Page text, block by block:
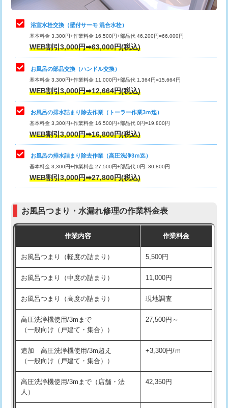
止水・漏水調査・防水処理・清掃・修
理・調整・分解・加工など（中作業）
22,000円
止水・漏水調査・防水処理・清掃・修
理・調整・分解・加工など（重作業）
33,000円
トイレタンク脱着
トイレ便器脱着
タンクレストイレ脱着 33,000円
小便器トイレ脱着
その他部品の脱着 8,800円～
交換・取付（タンク）
交換・取付（普通便座） 11,000円+材料費
交換・取付（温水洗浄便座） 16,500円+材料費
交換・取付(単水栓（壁付・デッキ
式）)
13,200円+材料費
交換・取付(混合水栓（壁付・デッキ
式・ワンホール）)
16,500円+材料費
交換・取付(排水栓・排水トラップ
（P/S/ポップアップ））
22,000円+材料費
交換・取付（その他部品） 11,000円+材料費
持込商品取付（単水栓） 13,200円
持込商品取付（混合水栓）
浴室水栓交換（壁付サーモ 混合水栓）
基本料金 3,300円+作業料金 16,500円+部品代 46,200円=66,000円
WEB割引3,000円➡63,000円(税込)
お風呂の部品交換（ハンドル交換）
基本料金 3,300円+作業料金 11,000円+部品代 1,364円=15,664円
WEB割引3,000円➡12,664円(税込)
お風呂の排水詰まり除去作業（トーラー作業3ｍ迄）
基本料金 3,300円+作業料金 16,500円+部品代 0円=19,800円
WEB割引3,000円➡16,800円(税込)
お風呂の排水詰まり除去作業（高圧洗浄3ｍ迄）
基本料金 3,300円+作業料金 27,500円+部品代 0円=30,800円
WEB割引3,000円➡27,800円(税込)
お風呂つまり・水漏れ修理の作業料金表
作業内容 作業料金
お風呂つまり（軽度の詰まり） 5,500円
お風呂つまり（中度の詰まり） 11,000円
お風呂つまり（高度の詰まり） 現地調査
高圧洗浄機使用/3mまで
（一般向け（戸建て・集合））
27,500円～
追加 高圧洗浄機使用/3m超え
（一般向け（戸建て・集合））
+3,300円/ｍ
高圧洗浄機使用/3mまで（店舗・法
人）
42,350円